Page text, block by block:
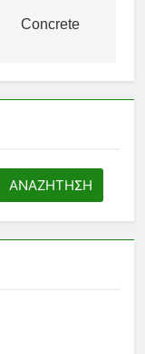
Concrete